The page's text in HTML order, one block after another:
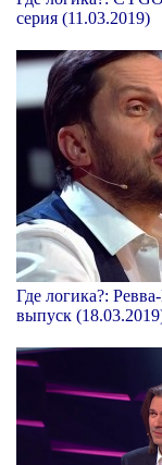
серия (11.03.2019)
Где логика?:
выпуск